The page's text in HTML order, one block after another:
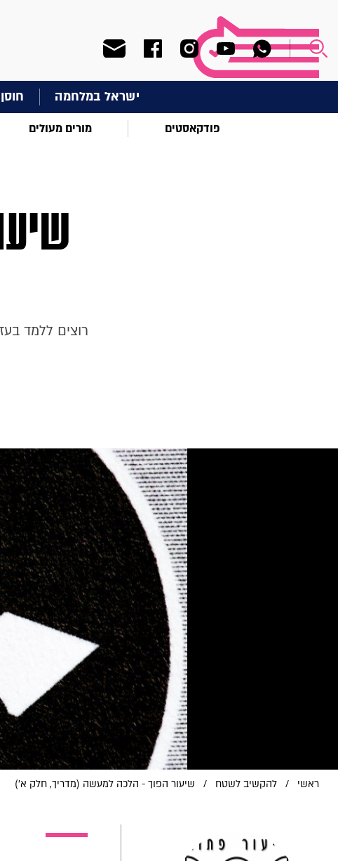
ישראל במלחמה
פודקאסטים מורים מעולים
רוצים ללמד
ראשי / להקשיב לשטח / שיעור הפוך - הלכה למעשה (מדריך, חלק א')